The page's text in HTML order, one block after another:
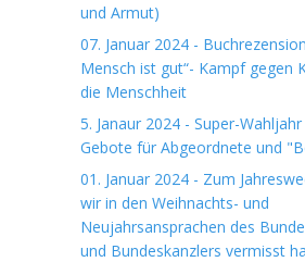
und Armut)
07. Januar 2024 -
Mensch ist gut“- Kampf gegen
die Menschheit
5. Janaur 2024 - Super-
Gebote für Abgeordnete und
01. Januar 2024 - Zum
wir in den Weihnachts- und
Neujahrsansprachen des
und Bundeskanzlers vermisst